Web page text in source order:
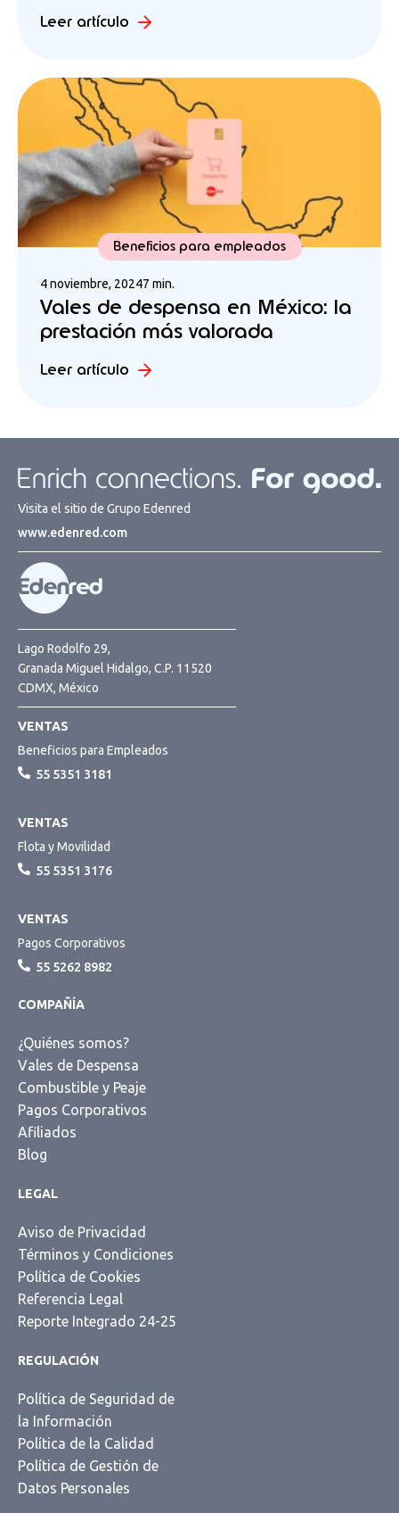
Leer artículo
Beneficios para empleados
4 noviembre, 20247 min.
Vales de despensa en México: la
prestación más valorada
Leer artículo
Visita el sitio de Grupo Edenred
www.edenred.com
Lago Rodolfo 29,
Granada Miguel Hidalgo, C.P. 11520
CDMX, México
VENTAS
Beneficios para Empleados
55 5351 3181
VENTAS
Flota y Movilidad
55 5351 3176
VENTAS
Pagos Corporativos
55 5262 8982
COMPAÑÍA
¿Quiénes somos?
Vales de Despensa
Combustible y Peaje
Pagos Corporativos
Afiliados
Blog
LEGAL
Aviso de Privacidad
Términos y Condiciones
Política de Cookies
Referencia Legal
Reporte Integrado 24-25
REGULACIÓN
Política de Seguridad de
la Información
Política de la Calidad
Política de Gestión de
Datos Personales